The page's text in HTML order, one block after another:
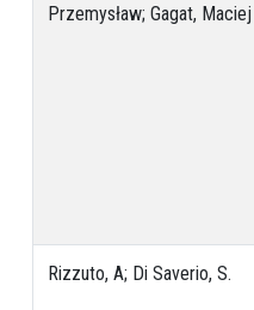
Przemysław; Gagat, Maciej
Rizzuto, A; Di Saverio, S.